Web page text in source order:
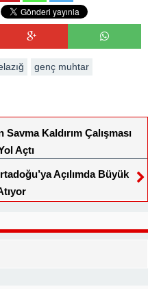
genç muhtar
Kaldırım Çalışması
Açtı
Açılımda Büyük